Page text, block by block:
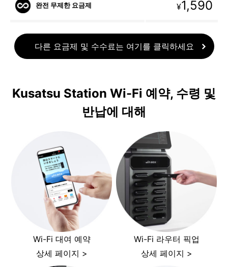
완전 무제한 요금제 ¥1,590
다른 요금제 및 수수료는 여기를 클릭하세요
Kusatsu Station Wi-Fi 예약, 수령 및
반납에 대해
Wi-Fi 대여 예약
상세 페이지 >
Wi-Fi 라우터 픽업
상세 페이지 >